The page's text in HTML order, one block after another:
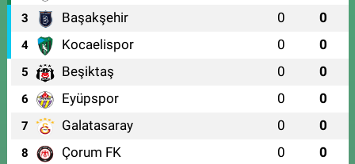
3 Başakşehir 0 0
4 Kocaelispor 0 0
5 Beşiktaş 0 0
6 Eyüpspor 0 0
7 Galatasaray 0 0
8 Çorum FK 0 0